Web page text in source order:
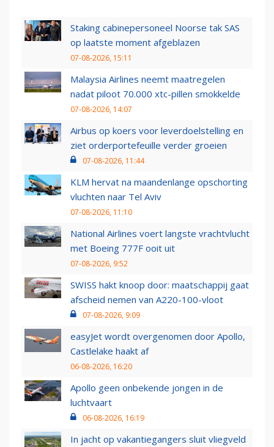
Staking cabinepersoneel Noorse tak SAS
op laatste moment afgeblazen
07-08-2026, 15:11
Malaysia Airlines neemt maatregelen
nadat piloot 70.000 xtc-pillen smokkelde
07-08-2026, 14:07
Airbus op koers voor leverdoelstelling en
ziet orderportefeuille verder groeien
07-08-2026, 11:44
KLM hervat na maandenlange opschorting
vluchten naar Tel Aviv
07-08-2026, 11:10
National Airlines voert langste vrachtvlucht
met Boeing 777F ooit uit
07-08-2026, 9:52
SWISS hakt knoop door: maatschappij gaat
afscheid nemen van A220-100-vloot
07-08-2026, 9:09
easyJet wordt overgenomen door Apollo,
Castlelake haakt af
06-08-2026, 16:20
Apollo geen onbekende jongen in de
luchtvaart
06-08-2026, 16:19
In jacht op vakantiegangers sluit vliegveld